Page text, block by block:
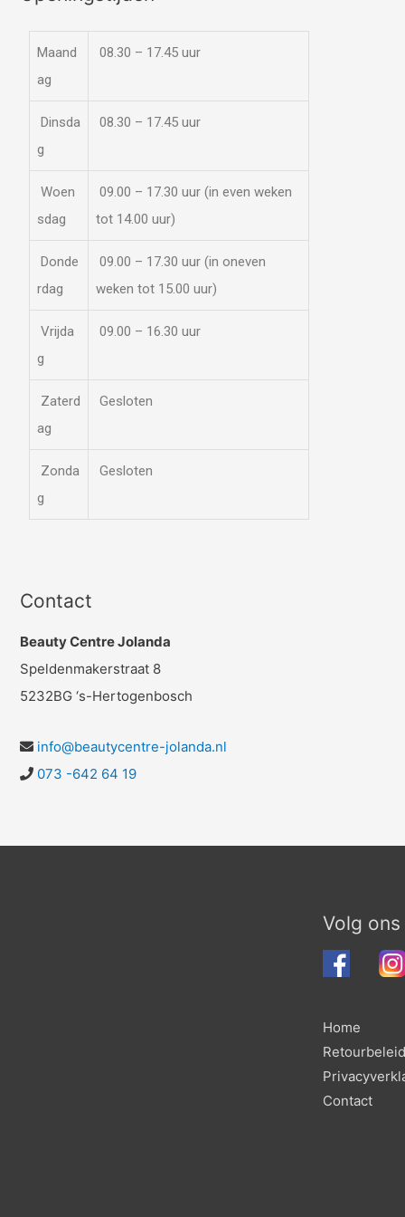
Maand
ag
08.30 – 17.45 uur
Dinsda
g
08.30 – 17.45 uur
Woen
sdag
09.00 – 17.30 uur (in even weken
tot 14.00 uur)
Donde
rdag
09.00 – 17.30 uur (in oneven
weken tot 15.00 uur)
Vrijda
g
09.00 – 16.30 uur
Zaterd
ag
Gesloten
Zonda
g
Gesloten
Contact
Beauty Centre Jolanda
Speldenmakerstraat 8
5232BG ‘s-Hertogenbosch
info@beautycentre-jolanda.nl
073 -642 64 19
Volg ons
Home
Retourbeleid
Contact